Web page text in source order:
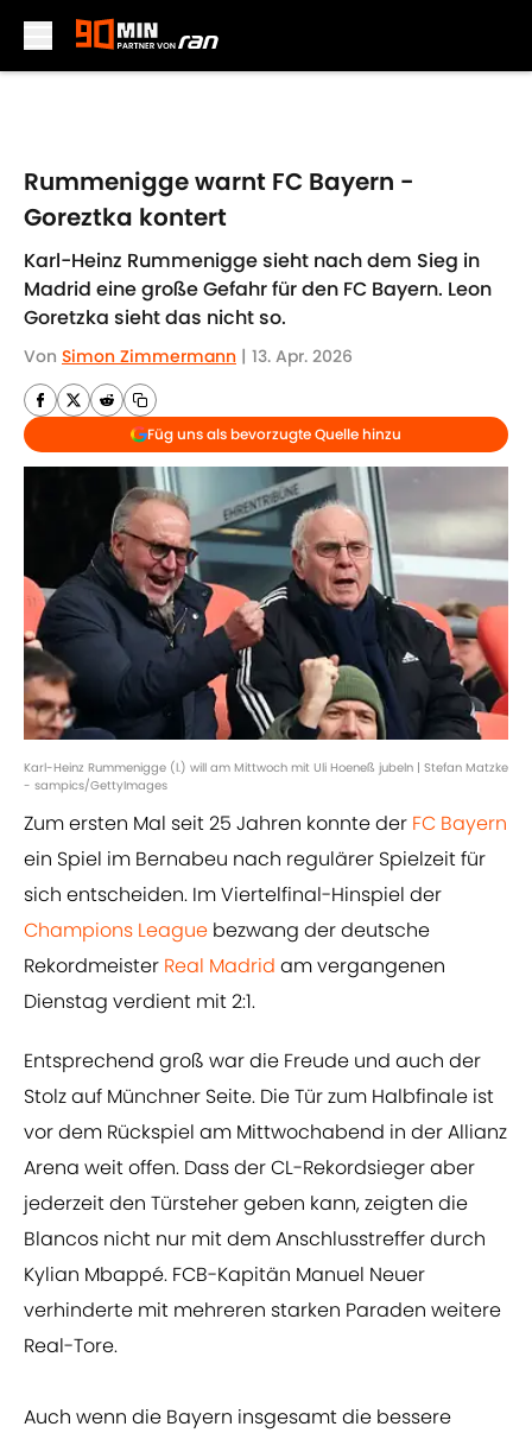
Rummenigge warnt FC Bayern -
Goreztka kontert
Karl-Heinz Rummenigge sieht nach dem Sieg in
Madrid eine große Gefahr für den FC Bayern. Leon
Goretzka sieht das nicht so.
Von Simon Zimmermann | 13. Apr. 2026
Füg uns als bevorzugte Quelle hinzu
Karl-Heinz Rummenigge (l.) will am Mittwoch mit Uli Hoeneß jubeln | Stefan Matzke
- sampics/GettyImages
Zum ersten Mal seit 25 Jahren konnte der FC Bayern
ein Spiel im Bernabeu nach regulärer Spielzeit für
sich entscheiden. Im Viertelfinal-Hinspiel der
Champions League bezwang der deutsche
Rekordmeister Real Madrid am vergangenen
Dienstag verdient mit 2:1.
Entsprechend groß war die Freude und auch der
Stolz auf Münchner Seite. Die Tür zum Halbfinale ist
vor dem Rückspiel am Mittwochabend in der Allianz
Arena weit offen. Dass der CL-Rekordsieger aber
jederzeit den Türsteher geben kann, zeigten die
Blancos nicht nur mit dem Anschlusstreffer durch
Kylian Mbappé. FCB-Kapitän Manuel Neuer
verhinderte mit mehreren starken Paraden weitere
Real-Tore.
Auch wenn die Bayern insgesamt die bessere